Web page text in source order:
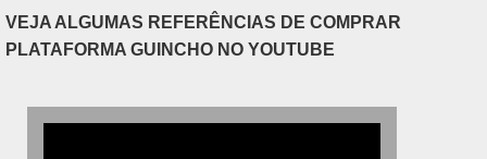
VEJA ALGUMAS REFERÊNCIAS DE COMPRAR
PLATAFORMA GUINCHO NO YOUTUBE